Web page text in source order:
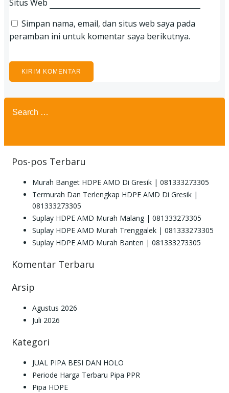
Situs Web
Simpan nama, email, dan situs web saya pada
peramban ini untuk komentar saya berikutnya.
Search
for:
Pos-pos Terbaru
Murah Banget HDPE AMD Di Gresik | 081333273305
Termurah Dan Terlengkap HDPE AMD Di Gresik |
081333273305
Suplay HDPE AMD Murah Malang | 081333273305
Suplay HDPE AMD Murah Trenggalek | 081333273305
Suplay HDPE AMD Murah Banten | 081333273305
Komentar Terbaru
Arsip
Agustus 2026
Juli 2026
Kategori
JUAL PIPA BESI DAN HOLO
Periode Harga Terbaru Pipa PPR
Pipa HDPE